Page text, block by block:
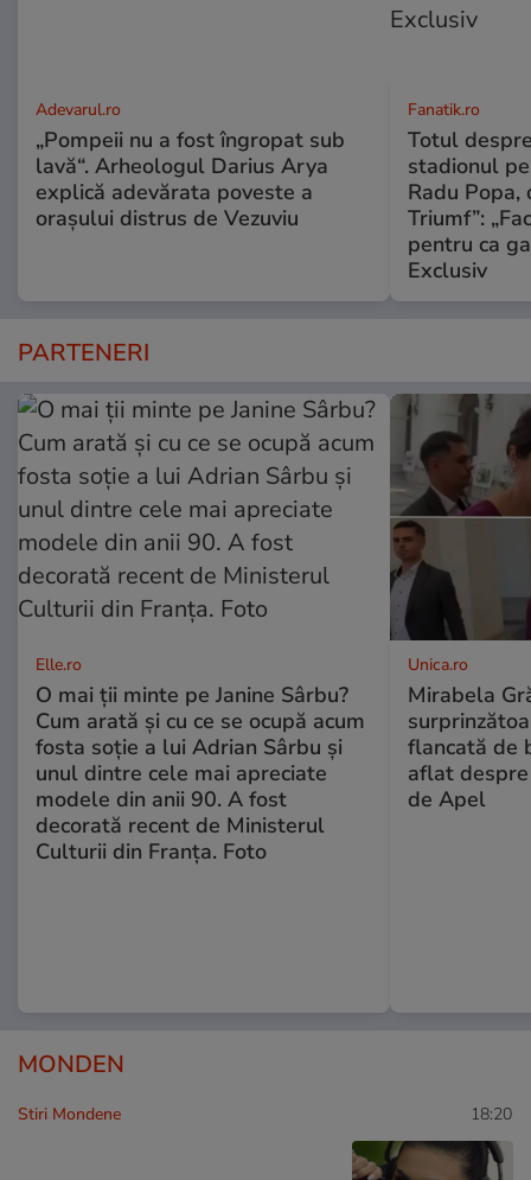
Adevarul.ro
„Pompeii nu a fost îngropat sub
lavă“. Arheologul Darius Arya
explică adevărata poveste a
orașului distrus de Vezuviu
Fanatik.ro
Totul
stadionul
Radu Popa,
Triumf”:
pentru ca
Exclusiv
PARTENERI
Elle.ro
O mai ții minte pe Janine Sârbu?
Cum arată și cu ce se ocupă acum
fosta soție a lui Adrian Sârbu și
unul dintre cele mai apreciate
modele din anii 90. A fost
decorată recent de Ministerul
Culturii din Franța. Foto
Unica.ro
Mirabela
flancată de
aflat
de Apel
MONDEN
Stiri Mondene 18:20